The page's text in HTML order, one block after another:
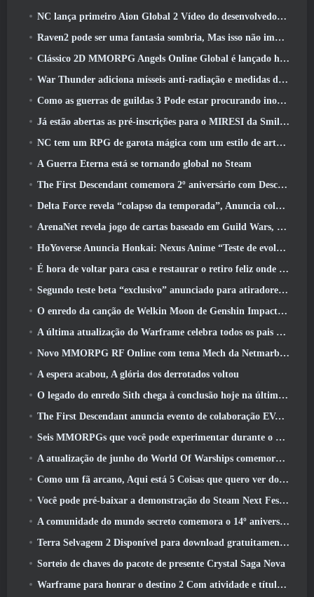
NC lança primeiro Aion Global 2 Vídeo do desenvolvedor, Compartilhando detalhes sobre o jogo
Raven2 pode ser uma fantasia sombria, Mas isso não impede a diversão do verão
Clássico 2D MMORPG Angels Online Global é lançado hoje
War Thunder adiciona mísseis anti-radiação e medidas de suporte eletrônico na atualização da cavalaria pesada
Como as guerras de guildas 3 Pode estar procurando inovar no espaço MMO
Já estão abertas as pré-inscrições para o MIRESI da Smilegate: Futuro Invisível
NC tem um RPG de garota mágica com um estilo de arte inspirado em anime dos anos 90 em desenvolvimento
A Guerra Eterna está se tornando global no Steam
The First Descendant comemora 2º aniversário com Descendant Fest 2026 Fluxo
Delta Force revela “colapso da temporada”, Anuncia colaboração Rainbow Six Siege
ArenaNet revela jogo de cartas baseado em Guild Wars, Enevoado
HoYoverse Anuncia Honkai: Nexus Anime “Teste de evolução”
É hora de voltar para casa e restaurar o retiro feliz onde os ventos se encontram
Segundo teste beta “exclusivo” anunciado para atiradores de sobrevivência em equipe
O enredo da canção de Welkin Moon de Genshin Impact chega ao fim.. Na lua
A última atualização do Warframe celebra todos os pais do espaço
Novo MMORPG RF Online com tema Mech da Netmarble será lançado globalmente
A espera acabou, A glória dos derrotados voltou
O legado do enredo Sith chega à conclusão hoje na última atualização do SWTOR
The First Descendant anuncia evento de colaboração EVANGELION
Seis MMORPGs que você pode experimentar durante o Steam Next Fest
A atualização de junho do World Of Warships comemora o Dia da Independência dos EUA com uma nova campanha narrativa
Como um fã arcano, Aqui está 5 Coisas que quero ver do MMO Riot
Você pode pré-baixar a demonstração do Steam Next Fest de Embers Of The Uncrowned Tomorrow
A comunidade do mundo secreto comemora o 14º aniversário com um mistério que eles devem resolver juntos
Terra Selvagem 2 Disponível para download gratuitamente (E manter) Por tempo limitado
Sorteio de chaves do pacote de presente Crystal Saga Nova
Warframe para honrar o destino 2 Com atividade e título especiais no jogo